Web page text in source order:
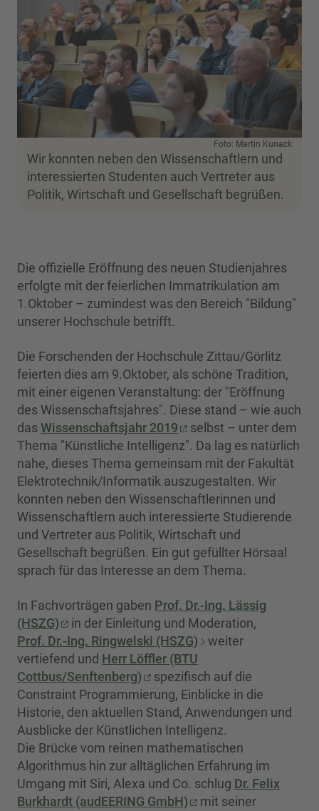
Foto: Martin Kunack
Wir konnten neben den Wissenschaftlern und
interessierten Studenten auch Vertreter aus
Politik, Wirtschaft und Gesellschaft begrüßen.
Die offizielle Eröffnung des neuen Studienjahres
erfolgte mit der feierlichen Immatrikulation am
1.Oktober – zumindest was den Bereich "Bildung"
unserer Hochschule betrifft.
Die Forschenden der Hochschule Zittau/Görlitz
feierten dies am 9.Oktober, als schöne Tradition,
mit einer eigenen Veranstaltung: der "Eröffnung
des Wissenschaftsjahres". Diese stand – wie auch
das Wissenschaftsjahr 2019
selbst – unter dem
Thema "Künstliche Intelligenz". Da lag es natürlich
nahe, dieses Thema gemeinsam mit der Fakultät
Elektrotechnik/Informatik auszugestalten. Wir
konnten neben den Wissenschaftlerinnen und
Wissenschaftlern auch interessierte Studierende
und Vertreter aus Politik, Wirtschaft und
Gesellschaft begrüßen. Ein gut gefüllter Hörsaal
sprach für das Interesse an dem Thema.
In Fachvorträgen gaben Prof. Dr.-Ing. Lässig
(HSZG)
in der Einleitung und Moderation,
Prof. Dr.-Ing. Ringwelski (HSZG)
weiter
vertiefend und Herr Löffler (BTU
Cottbus/Senftenberg)
spezifisch auf die
Constraint Programmierung, Einblicke in die
Historie, den aktuellen Stand, Anwendungen und
Ausblicke der Künstlichen Intelligenz.
Die Brücke vom reinen mathematischen
Algorithmus hin zur alltäglichen Erfahrung im
Umgang mit Siri, Alexa und Co. schlug Dr. Felix
Burkhardt (audEERING GmbH)
mit seiner